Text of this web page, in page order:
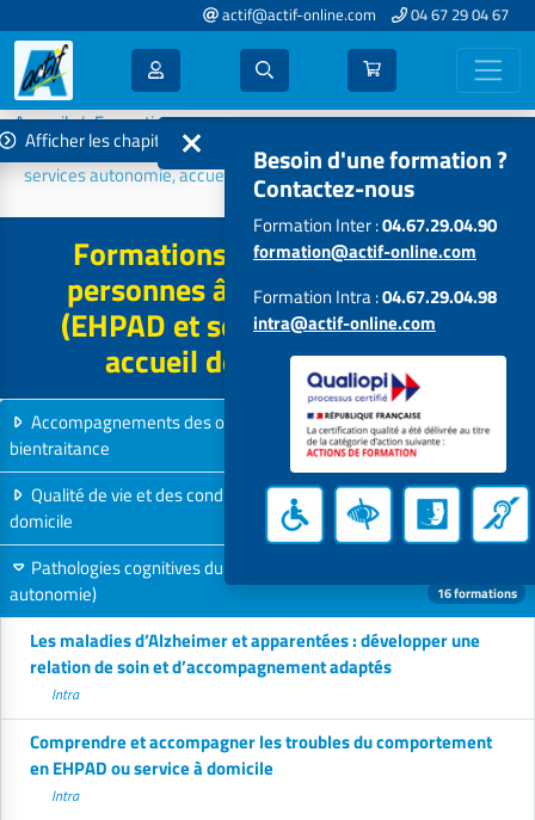
actif@actif-online.com 04 67 29 04 67
Accueil
Formations 2026
Accompagner les personnes âgées dépendantes (EHPAD et
services autonomie, accueil de jour...)
Afficher les chapitres
Formations Accompagner les
personnes âgées dépendantes
(EHPAD et services autonomie,
accueil de jour...) - 2026
Accompagnements des organisations : projets, évaluation,
bientraitance
7 formations
Qualité de vie et des conditions de travail en EHPAD et services à
domicile
3 formations
Pathologies cognitives du vieillissement (en EHPAD et services
autonomie)
16 formations
Les maladies d’Alzheimer et apparentées : développer une
relation de soin et d’accompagnement adaptés
Intra
Comprendre et accompagner les troubles du comportement
en EHPAD ou service à domicile
Intra
Besoin d'une formation ?
Contactez-nous
Formation Inter :04.67.29.04.90
formation@actif-online.com
Formation Intra :04.67.29.04.98
intra@actif-online.com